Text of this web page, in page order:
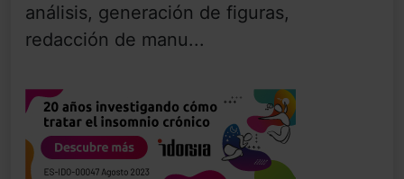
análisis, generación de figuras,
redacción de manu...